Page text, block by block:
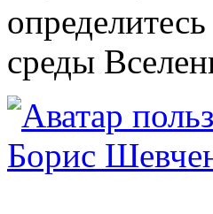
среды
Борис